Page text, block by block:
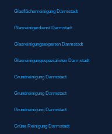
Glasflächenreinigung Darmstadt
Glasreinigerdienst Darmstadt
Glasreinigungsexperten Darmstadt
Glasreinigungsspezialisten Darmstadt
Grundreinigung Darmstadt
Grundreinigung Darmstadt
Grundreinigung Darmstadt
Grüne Reinigung Darmstadt